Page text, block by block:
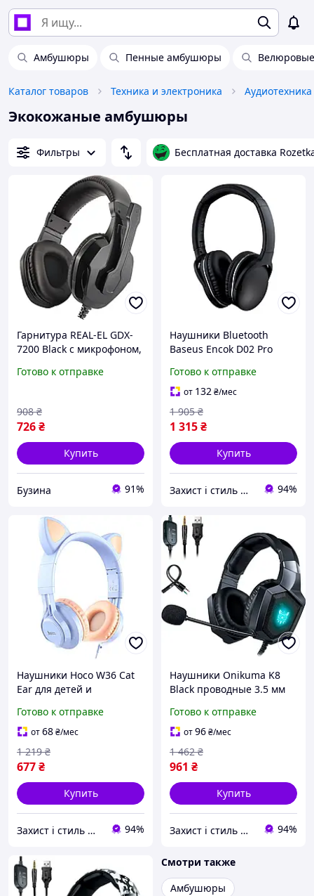
Амбушюры Пенные амбушюры
Каталог товаров Техника и электроника
Экокожаные амбушюры
Фильтры Бесплатная доставка
Гарнитура REAL-EL GDX-
7200 Black с микрофоном,
м, стерео, черный цвет
Готово к отправке
726₴
908 ₴
Купить
Бузина 91%
Наушники Bluetooth
Baseus Encok D02 Pro
Готово к отправке
от 132₴/мес
1 315₴
1 905 ₴
Купить
Захист і стиль — в одному магазині 94%
Наушники Hoco W36 Cat
Ear для детей и
и отличным звуком
Dream Blue
Готово к отправке
от68₴/мес
677₴
1 219 ₴
Купить
Захист і стиль — в одному магазині 94%
Наушники Onikuma K8
Black проводные 3.5 мм
игр с мощным звуком и
микрофоном
Готово к отправке
от96₴/мес
961 ₴
1 462 ₴
Купить
Захист і стиль — в одному магазині 94%
Смотри также
Амбушюры